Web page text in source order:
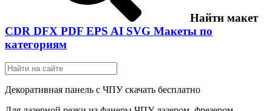
Найти макет
CDR DFX PDF EPS AI SVG Макеты по
категориям
Декоративная панель с ЧПУ скачать бесплатно